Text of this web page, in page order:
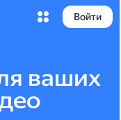
Войти
ваших